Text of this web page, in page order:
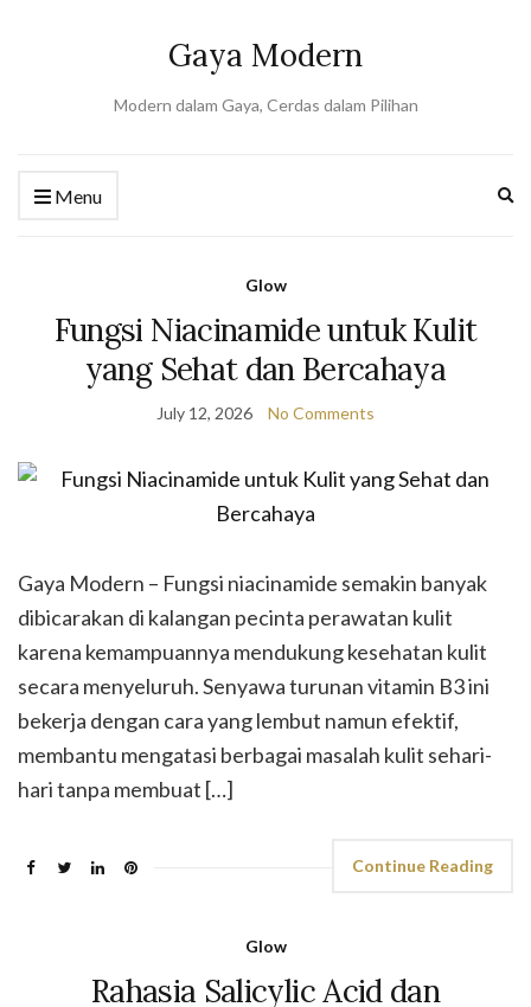
Gaya Modern
Modern dalam Gaya, Cerdas dalam Pilihan
Menu
Glow
Fungsi Niacinamide untuk Kulit
yang Sehat dan Bercahaya
July 12, 2026 No Comments
Gaya Modern – Fungsi niacinamide semakin banyak
dibicarakan di kalangan pecinta perawatan kulit
karena kemampuannya mendukung kesehatan kulit
secara menyeluruh. Senyawa turunan vitamin B3 ini
bekerja dengan cara yang lembut namun efektif,
membantu mengatasi berbagai masalah kulit sehari-
hari tanpa membuat […]
Continue Reading
Glow
Rahasia Salicylic Acid dan